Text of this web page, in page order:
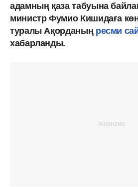
адамның қаза табуына
министр Фумио Кишидаға
туралы Ақорданың ресми
хабарланды.